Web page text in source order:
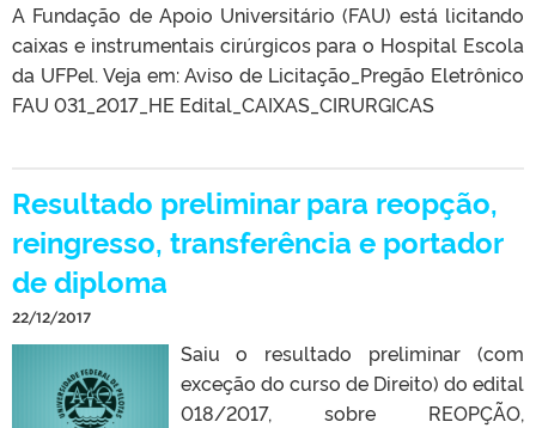
A Fundação de Apoio Universitário (FAU) está licitando
caixas e instrumentais cirúrgicos para o Hospital Escola
da UFPel. Veja em: Aviso de Licitação_Pregão Eletrônico
FAU 031_2017_HE Edital_CAIXAS_CIRURGICAS
Resultado preliminar para reopção,
reingresso, transferência e portador
de diploma
22/12/2017
Saiu o resultado preliminar (com
exceção do curso de Direito) do edital
018/2017, sobre REOPÇÃO,